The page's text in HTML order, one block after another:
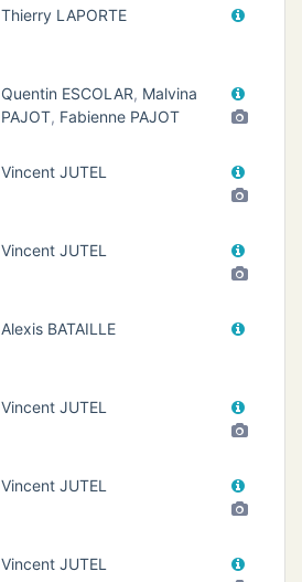
Thierry LAPORTE
Quentin ESCOLAR, Malvina
PAJOT, Fabienne PAJOT
Vincent JUTEL
Vincent JUTEL
Alexis BATAILLE
Vincent JUTEL
Vincent JUTEL
Vincent JUTEL